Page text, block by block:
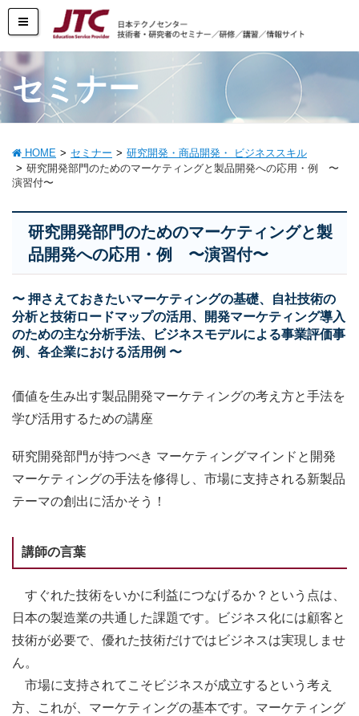
セミナー
HOME セミナー
研究開発・商品開発・ ビジネススキル
研究開発部門のためのマーケティングと製品開発への応用・例 〜
演習付〜
研究開発部門のためのマーケティングと製
品開発への応用・例 〜演習付〜
〜 押さえておきたいマーケティングの基礎、自社技術の
分析と技術ロードマップの活用、開発マーケティング導入
のための主な分析手法、ビジネスモデルによる事業評価事
例、各企業における活用例 〜
価値を生み出す製品開発マーケティングの考え方と手法を
学び活用するための講座
研究開発部門が持つべき マーケティングマインドと開発
マーケティングの手法を修得し、市場に支持される新製品
テーマの創出に活かそう！
講師の言葉
すぐれた技術をいかに利益につなげるか？という点は、
日本の製造業の共通した課題です。ビジネス化には顧客と
技術が必要で、優れた技術だけではビジネスは実現しませ
ん。
市場に支持されてこそビジネスが成立するという考え
方、これが、マーケティングの基本です。マーケティング